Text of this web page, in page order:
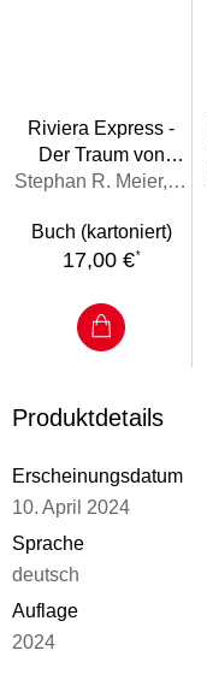
Riviera Express -
Der Traum von
Grimaldi
Stephan R. Meier, Michael Gruber
Buch (kartoniert)
17,00 €*
Produktdetails
Erscheinungsdatum
10. April 2024
Sprache
deutsch
Auflage
2024